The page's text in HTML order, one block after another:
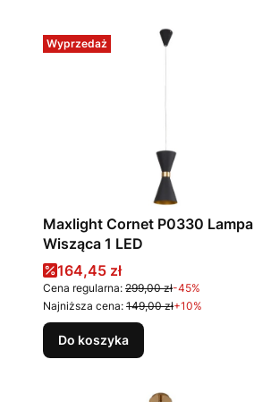
Wyprzedaż
Maxlight Cornet P0330 Lampa
Wisząca 1 LED
Cena promocyjna
164,45 zł
Cena regularna: 299,00 zł-45%
Najniższa cena: 149,00 zł+10%
Do koszyka